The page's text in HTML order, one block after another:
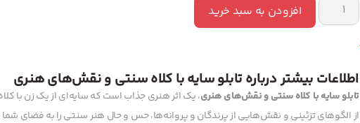
افزودن به سبد خرید
اطلاعات بیشتر درباره تابلو سایه با کلاه سنتی و نقش‌های هنری
تابلو سایه با کلاه سنتی و نقش‌های هنری، یک اثر هنری جذاب است که سایه‌ای از یک زن با
از الگوهای تزئینی و نقش‌هایی از پرندگان و پروانه‌ها، حس و حال هنر سنتی را به فضای شما